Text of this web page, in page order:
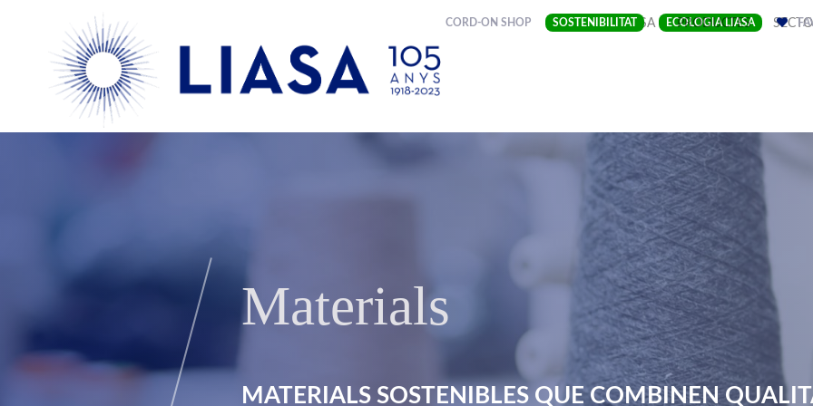
CORD-ON SHOP SOSTENIBILITAT ECOLOGIA LIASA
EMPRESA(CURRENT)
PRODUCTES
Materials
MATERIALS SOSTENIBLES QUE COMBINEN